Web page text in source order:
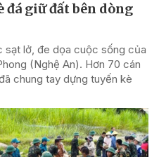
đá giữ đất bên dòng
sạt lở, đe dọa cuộc sống của
(Nghệ An). Hơn 70 cán
chung tay dựng tuyến kè